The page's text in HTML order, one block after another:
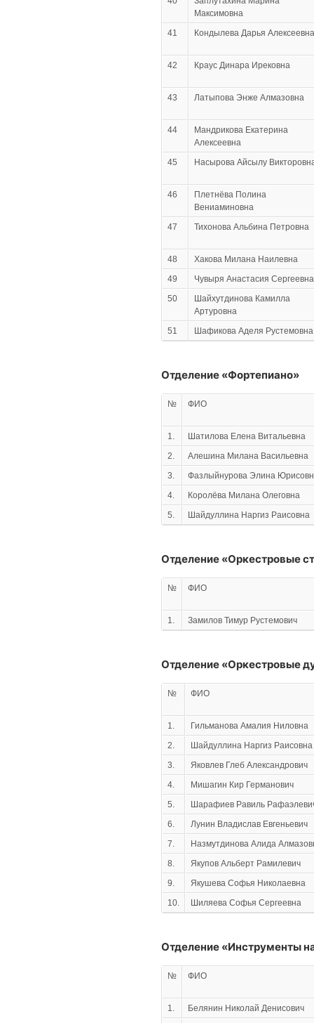
Максимовна
41
Кондылева Дарья Алексеевна
42 Краус Динара Ирековна
43 Латыпова Энже Алмазовна
44
Мандрикова Екатерина
Алексеевна
45
Насырова Айсылу
46
Плетнёва Полина
Вениаминовна
47
Тихонова Альбина Петровна
48
Хакова Милана Наилевна
49
Чувыря Анастасия Сергеевна
50
Шайхутдинова Камилла
Артуровна
51
Шафикова Аделя Рустемовна
Отделение «Фортепиано»
№ ФИО
1.
Шатилова Елена Витальевна
2.
Алешина Милана Васильевна
3.
Фазлыйнурова Элина
4.
Королёва Милана Олеговна
5.
Шайдуллина Наргиз Раисовна
Отделение «Оркестровые
№ ФИО
1. Замилов Тимур Рустемович
Отделение «Оркестровые
№ ФИО
1.
Гильманова Амалия Ниловна
2.
Шайдуллина Наргиз Раисовна
3.
Яковлев Глеб Александрович
4.
Мишагин Кир Германович
5.
Шарафиев Равиль
6.
Лунин Владислав Евгеньевич
7.
Назмутдинова Алида
8.
Якупов Альберт Рамилевич
9.
Якушева Софья Николаевна
10.
Шиляева Софья Сергеевна
Отделение «Инструменты
№ ФИО
1. Белянин Николай Денисович